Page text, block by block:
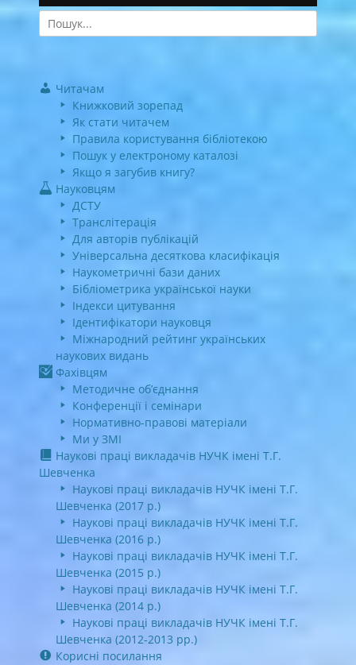
Search
for:
Читачам
Книжковий зорепад
Як стати читачем
Правила користування бібліотекою
Пошук у електроному каталозі
Якщо я загубив книгу?
Науковцям
ДСТУ
Транслітерація
Для авторів публікацій
Універсальна десяткова класифікація
Наукометричні бази даних
Бібліометрика української науки
Індекси цитування
Ідентифікатори науковця
Міжнародний рейтинг українських
наукових видань
Фахівцям
Методичне об’єднання
Конференції і семінари
Нормативно-правові матеріали
Ми у ЗМІ
Наукові праці викладачів НУЧК імені Т.Г.
Шевченка
Наукові праці викладачів НУЧК імені Т.Г.
Шевченка (2017 р.)
Наукові праці викладачів НУЧК імені Т.Г.
Шевченка (2016 р.)
Наукові праці викладачів НУЧК імені Т.Г.
Шевченка (2015 р.)
Наукові праці викладачів НУЧК імені Т.Г.
Шевченка (2014 р.)
Наукові праці викладачів НУЧК імені Т.Г.
Шевченка (2012-2013 рр.)
Корисні посилання